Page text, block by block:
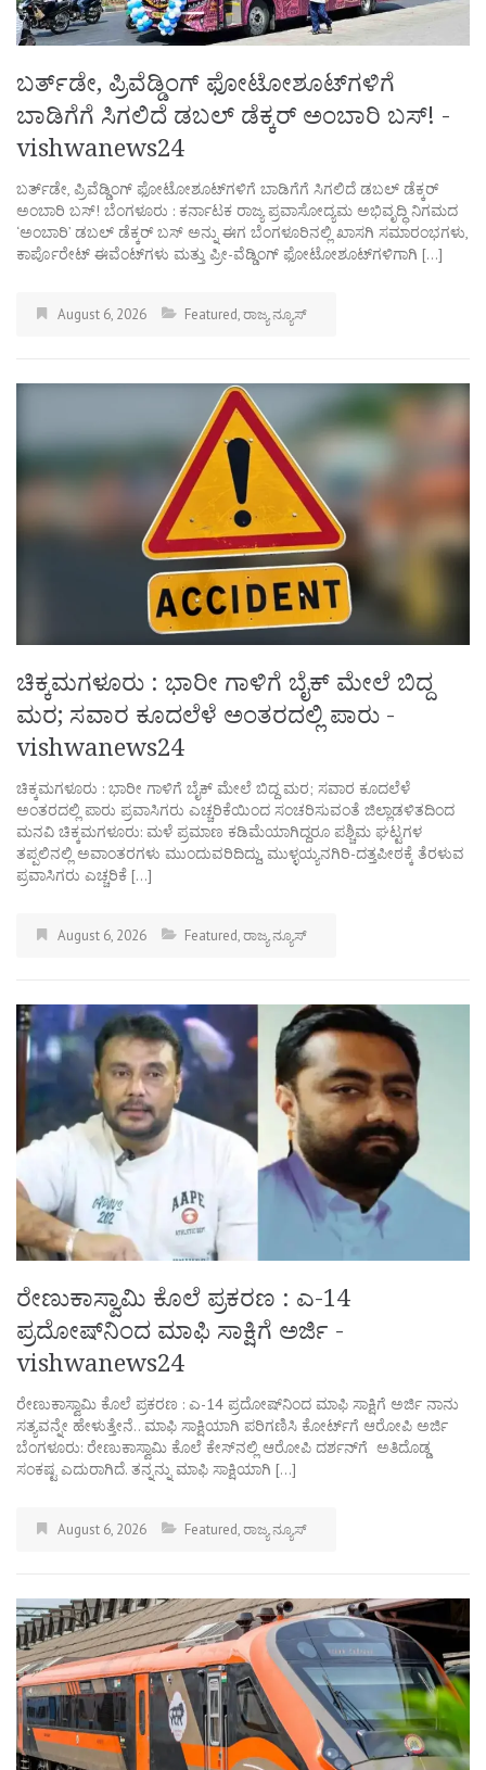
ಬರ್ತ್‌ಡೇ, ಪ್ರಿವೆಡ್ಡಿಂಗ್‌ ಫೋಟೋಶೂಟ್‌ಗಳಿಗೆ
ಬಾಡಿಗೆಗೆ ಸಿಗಲಿದೆ ಡಬಲ್‌ ಡೆಕ್ಕರ್‌ ಅಂಬಾರಿ ಬಸ್‌! -
vishwanews24
ಬರ್ತ್‌ಡೇ, ಪ್ರಿವೆಡ್ಡಿಂಗ್‌ ಫೋಟೋಶೂಟ್‌ಗಳಿಗೆ ಬಾಡಿಗೆಗೆ ಸಿಗಲಿದೆ ಡಬಲ್‌ ಡೆಕ್ಕರ್‌
ಅಂಬಾರಿ ಬಸ್‌! ಬೆಂಗಳೂರು : ಕರ್ನಾಟಕ ರಾಜ್ಯ ಪ್ರವಾಸೋದ್ಯಮ ಅಭಿವೃದ್ಧಿ ನಿಗಮದ
‘ಅಂಬಾರಿ’ ಡಬಲ್ ಡೆಕ್ಕರ್ ಬಸ್ ಅನ್ನು ಈಗ ಬೆಂಗಳೂರಿನಲ್ಲಿ ಖಾಸಗಿ ಸಮಾರಂಭಗಳು,
ಕಾರ್ಪೊರೇಟ್ ಈವೆಂಟ್‌ಗಳು ಮತ್ತು ಪ್ರೀ-ವೆಡ್ಡಿಂಗ್ ಫೋಟೋಶೂಟ್‌ಗಳಿಗಾಗಿ […]
August 6, 2026 Featured,ರಾಜ್ಯ ನ್ಯೂಸ್
ಚಿಕ್ಕಮಗಳೂರು : ಭಾರೀ ಗಾಳಿಗೆ ಬೈಕ್ ಮೇಲೆ ಬಿದ್ದ
ಮರ; ಸವಾರ ಕೂದಲೆಳೆ ಅಂತರದಲ್ಲಿ ಪಾರು -
vishwanews24
ಚಿಕ್ಕಮಗಳೂರು : ಭಾರೀ ಗಾಳಿಗೆ ಬೈಕ್ ಮೇಲೆ ಬಿದ್ದ ಮರ; ಸವಾರ ಕೂದಲೆಳೆ
ಅಂತರದಲ್ಲಿ ಪಾರು ಪ್ರವಾಸಿಗರು ಎಚ್ಚರಿಕೆಯಿಂದ ಸಂಚರಿಸುವಂತೆ ಜಿಲ್ಲಾಡಳಿತದಿಂದ
ಮನವಿ ಚಿಕ್ಕಮಗಳೂರು: ಮಳೆ ಪ್ರಮಾಣ ಕಡಿಮೆಯಾಗಿದ್ದರೂ ಪಶ್ಚಿಮ ಘಟ್ಟಗಳ
ತಪ್ಪಲಿನಲ್ಲಿ ಅವಾಂತರಗಳು ಮುಂದುವರಿದಿದ್ದು, ಮುಳ್ಳಯ್ಯನಗಿರಿ-ದತ್ತಪೀಠಕ್ಕೆ ತೆರಳುವ
ಪ್ರವಾಸಿಗರು ಎಚ್ಚರಿಕೆ […]
August 6, 2026 Featured,ರಾಜ್ಯ ನ್ಯೂಸ್
ರೇಣುಕಾಸ್ವಾಮಿ ಕೊಲೆ ಪ್ರಕರಣ : ಎ-14
ಪ್ರದೋಷ್‌ನಿಂದ ಮಾಫಿ ಸಾಕ್ಷಿಗೆ ಅರ್ಜಿ -
vishwanews24
ರೇಣುಕಾಸ್ವಾಮಿ ಕೊಲೆ ಪ್ರಕರಣ : ಎ-14 ಪ್ರದೋಷ್‌ನಿಂದ ಮಾಫಿ ಸಾಕ್ಷಿಗೆ ಅರ್ಜಿ ನಾನು
ಸತ್ಯವನ್ನೇ ಹೇಳುತ್ತೇನೆ.. ಮಾಫಿ ಸಾಕ್ಷಿಯಾಗಿ ಪರಿಗಣಿಸಿ ಕೋರ್ಟ್‌ಗೆ ಆರೋಪಿ ಅರ್ಜಿ
ಬೆಂಗಳೂರು: ರೇಣುಕಾಸ್ವಾಮಿ ಕೊಲೆ ಕೇಸ್‌ನಲ್ಲಿ ಆರೋಪಿ ದರ್ಶನ್‌ಗೆ ಅತಿದೊಡ್ಡ
ಸಂಕಷ್ಟ ಎದುರಾಗಿದೆ. ತನ್ನನ್ನು ಮಾಫಿ ಸಾಕ್ಷಿಯಾಗಿ […]
August 6, 2026 Featured,ರಾಜ್ಯ ನ್ಯೂಸ್